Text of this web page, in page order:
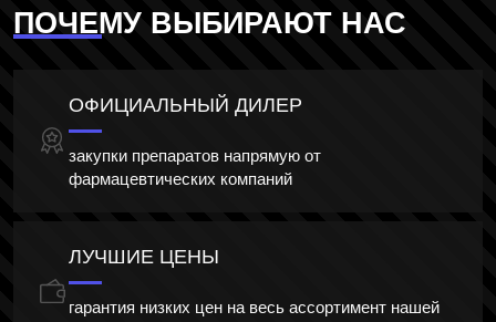
ПОЧЕМУ ВЫБИРАЮТ НАС
ОФИЦИАЛЬНЫЙ ДИЛЕР
закупки препаратов напрямую от
фармацевтических компаний
ЛУЧШИЕ ЦЕНЫ
гарантия низких цен на весь ассортимент нашей